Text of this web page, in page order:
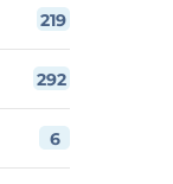
219
292
6